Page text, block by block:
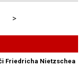
>
Friedricha Nietzschea